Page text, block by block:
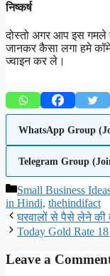
निष्कर्ष
दोस्तो अगर आप इस
जानकर कैसा लगा हमे
ज्वाइन कर ले।
WhatsApp Group
Telegram Group
Categories
Small Business
in Hindi, thehindifact
घरवालों से पैसे लेने की
Today Gold Rate
Leave a